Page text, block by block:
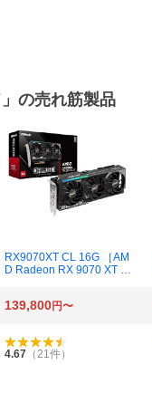
」の売れ筋製品
RX9070XT CL 16G ［AM
D Radeon RX 9070 XT C
139,800円〜
4.67 （21件）